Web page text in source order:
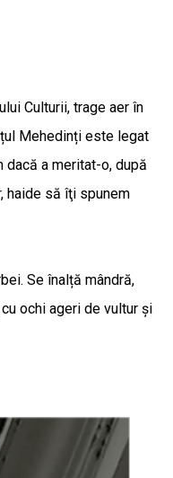
Culturii, trage aer în
Mehedinți este legat
dacă a meritat-o, după
haide să îţi spunem
Se înalță mândră,
ochi ageri de vultur și